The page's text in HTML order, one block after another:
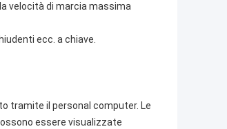
velocità di marcia massima
ecc. a chiave.
tramite il personal computer. Le
essere visualizzate